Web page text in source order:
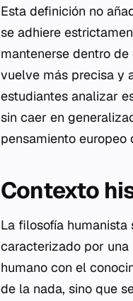
Esta definición no
se adhiere
mantenerse dentro
vuelve más precisa y
estudiantes analizar
sin caer en
pensamiento europeo
Contexto
La filosofía
caracterizado por
humano con el
de la nada, sino que